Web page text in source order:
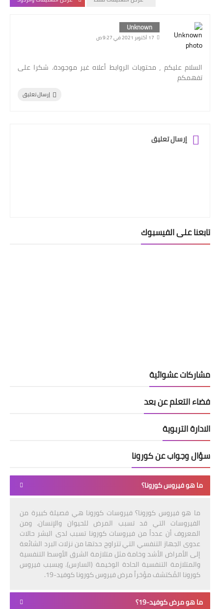
Unknown
17 أكتوبر 2021 في 9:27 ص
السلام عليكم ، محتويات الروابط أعلاه غير موجودة. شكرا على
تفهمكم
إرسال تعليق
إرسال تعليق
تابعنا على الفيسبوك
مشاركات عشوائية
فضاء التعلم عن بعد
الادارة التربوية
سؤال وجواب عن كورونا
ما هو فيروس كورونا؟
ما هو فيروس كورونا؟ فيروسات كورونا هي فصيلة كبيرة من
الفيروسات التي قد تسبب المرض للحيوان والإنسان. ومن
المعروف أن عدداً من فيروسات كورونا تسبب لدى البشر حالات
عدوى الجهاز التنفسي التي تتراوح حدتها من نزلات البرد الشائعة
إلى الأمراض الأشد وخامة مثل متلازمة الشرق الأوسط التنفسية
والمتلازمة التنفسية الحادة الوخيمة (السارس). ويسبب فيروس
كورونا المُكتشف مؤخراً مرض فيروس كورونا كوفيد-19.
ما هو مرض كوفيد-19؟